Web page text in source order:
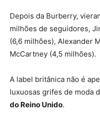
Depois da Burberry,
milhões de seguidores,
(6,6 milhões), Alexander
McCartney (4,5 milhões).
A label britânica não é
luxuosas grifes de moda
do Reino Unido.